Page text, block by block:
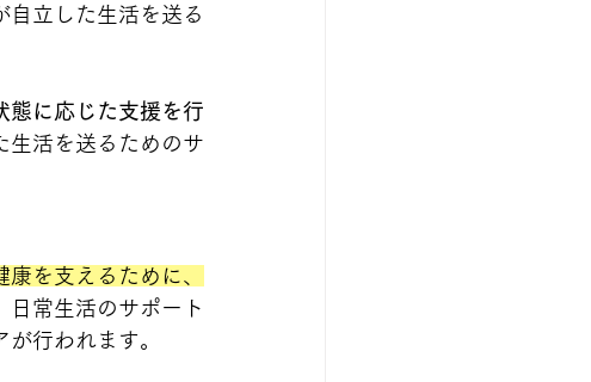
自立した生活を送る
態に応じた支援を行
生活を送るためのサ
を支えるために、
日常生活のサポート
行われます。